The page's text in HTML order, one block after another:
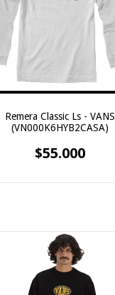
Remera Classic Ls - VANS
(VN000K6HYB2CASA)
$55.000